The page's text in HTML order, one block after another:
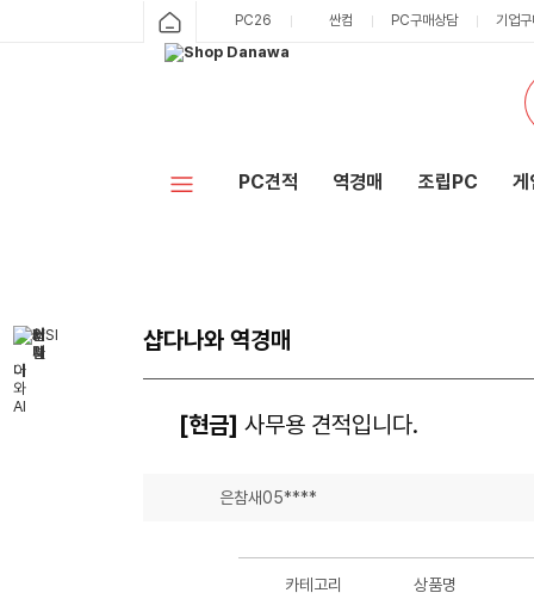
PC26 싼컴 PC구매상담 기업
PC견적 역경매 조립PC 게
샵다나와 역경매
[현금] 사무용 견적입니다.
은참새05****
카테고리 상품명